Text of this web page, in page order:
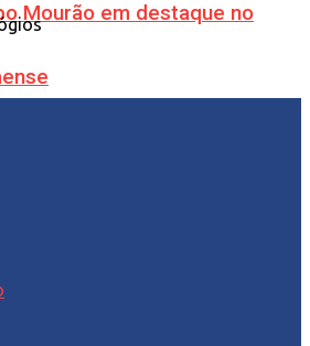
Mourão em destaque no